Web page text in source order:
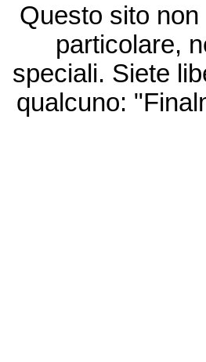
Questo sito
particolare,
speciali. Siete
qualcuno: